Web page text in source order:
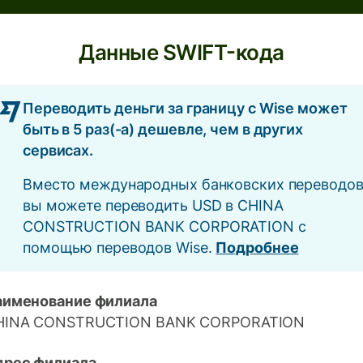
Данные SWIFT-кода
Переводить деньги за границу с Wise может
быть в 5 раз(-а) дешевле, чем в других
сервисах.
Вместо международных банковских переводов
вы можете переводить USD в CHINA
CONSTRUCTION BANK CORPORATION с
помощью переводов Wise. Подробнее
филиала
CONSTRUCTION BANK CORPORATION